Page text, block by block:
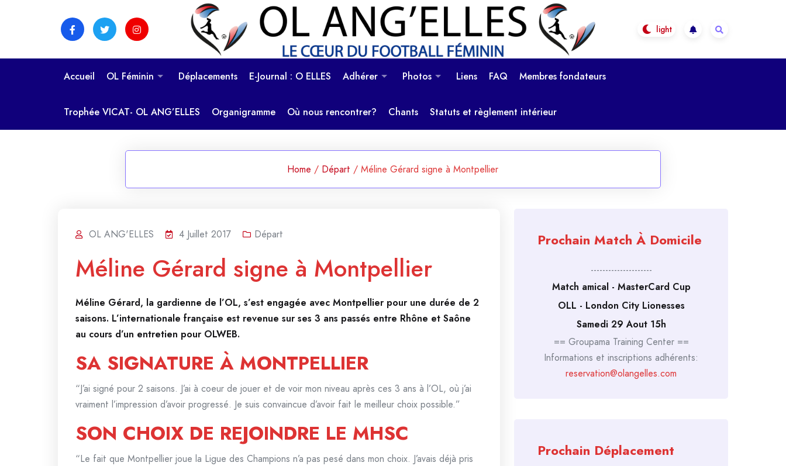
OL Ang'Elles
Le coeur du football féminin
Accueil OL Féminin Déplacements E-Journal : O ELLES Adhérer Photos Liens FAQ Membres fondateurs
Trophée VICAT- OL ANG’ELLES Organigramme Où nous rencontrer? Chants Statuts et règlement intérieur
Home / Départ / Méline Gérard signe à Montpellier
OL ANG'ELLES 4 Juillet 2017 Départ
Méline Gérard signe à Montpellier
Méline Gérard, la gardienne de l’OL, s’est engagée avec Montpellier pour une durée de 2
saisons. L’internationale française est revenue sur ses 3 ans passés entre Rhône et Saône
au cours d’un entretien pour OLWEB.
SA SIGNATURE À MONTPELLIER
“J’ai signé pour 2 saisons. J’ai à coeur de jouer et de voir mon niveau après ces 3 ans à l’OL, où j’ai
vraiment l’impression d’avoir progressé. Je suis convaincue d’avoir fait le meilleur choix possible.”
SON CHOIX DE REJOINDRE LE MHSC
“Le fait que Montpellier joue la Ligue des Champions n’a pas pesé dans mon choix. J’avais déjà pris
Prochain Match À Domicile
---------------------
Match amical - MasterCard Cup
OLL - London City Lionesses
Samedi 29 Aout 15h
== Groupama Training Center ==
Informations et inscriptions adhérents:
reservation@olangelles.com
Prochain Déplacement